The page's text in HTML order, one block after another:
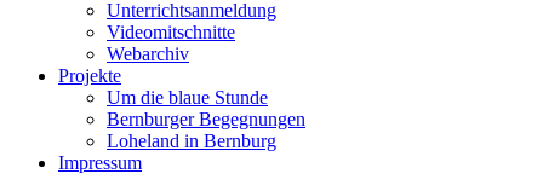
Unterrichtsanmeldung
Videomitschnitte
Webarchiv
Projekte
Um die blaue Stunde
Bernburger Begegnungen
Loheland in Bernburg
Impressum